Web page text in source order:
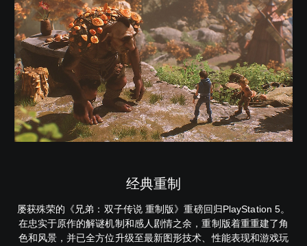
经典重制
屡获殊荣的《兄弟：双子传说 重制版》重磅回归PlayStation 5。
在忠实于原作的解谜机制和感人剧情之余，重制版着重重建了角
色和风景，并已全方位升级至最新图形技术、性能表现和游戏玩